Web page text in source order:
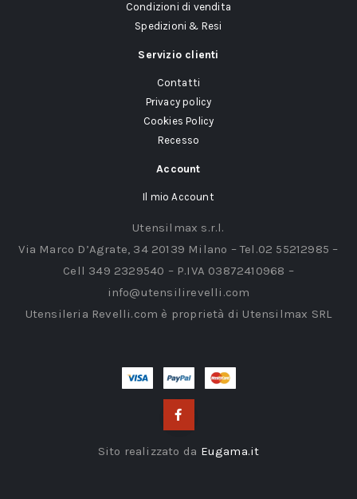
Condizioni di vendita
Spedizioni & Resi
Servizio clienti
Contatti
Privacy policy
Cookies Policy
Recesso
Account
Il mio Account
Utensilmax s.r.l.
Via Marco D’Agrate, 34 20139 Milano – Tel.02 55212985 –
Cell 349 2329540 – P.IVA 03872410968 –
info@utensilirevelli.com
Utensileria Revelli.com è proprietà di Utensilmax SRL
Sito realizzato da Eugama.it